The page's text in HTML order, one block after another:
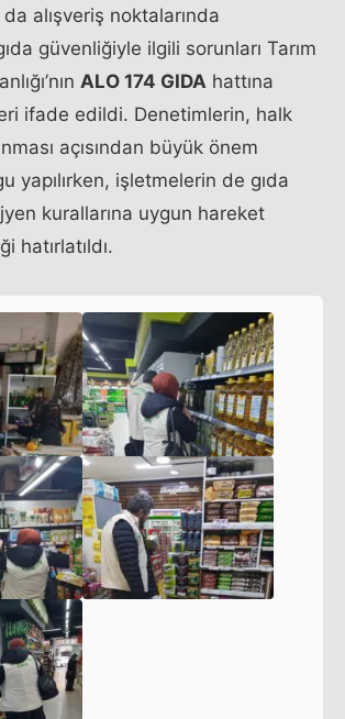
alışveriş noktalarında
güvenliğiyle ilgili sorunları Tarım
ALO 174 GIDA hattına
ifade edildi. Denetimlerin, halk
açısından büyük önem
yapılırken, işletmelerin de gıda
kurallarına uygun hareket
hatırlatıldı.